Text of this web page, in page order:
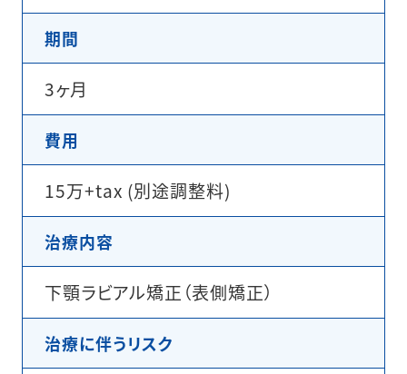
期間
3ヶ月
費用
15万+tax (別途調整料)
治療内容
下顎ラビアル矯正（表側矯正）
治療に伴うリスク